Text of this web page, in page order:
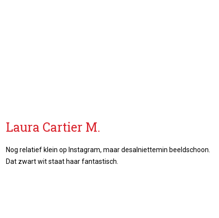
Laura Cartier M.
Nog relatief klein op Instagram, maar desalniettemin beeldschoon.
Dat zwart wit staat haar fantastisch.